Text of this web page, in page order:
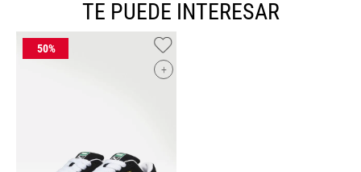
TE PUEDE INTERESAR
+